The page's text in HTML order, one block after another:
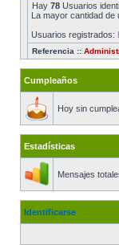
Hay 78 Usuarios
La mayor cantidad de
Usuarios registrados:
Referencia ::
Cumpleaños
Hoy sin
Estadísticas
Mensajes
Identificarse